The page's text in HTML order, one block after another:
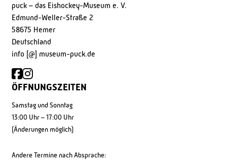
puck – das Eishockey-Museum e. V.
Edmund-Weller-Straße 2
58675 Hemer
Deutschland
info [@] museum-puck.de
ÖFFNUNGSZEITEN
Samstag und Sonntag
13:00 Uhr – 17:00 Uhr
(Änderungen möglich)
Andere Termine nach Absprache: